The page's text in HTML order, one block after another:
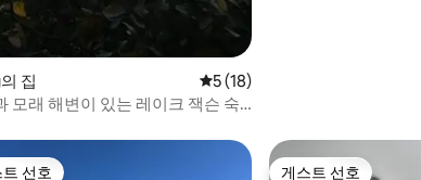
집 평점 5점(5점 만점), 후기 18개
5 (18)
모래 해변이 있는 레이크 잭슨 숙
선호 게스트 선호